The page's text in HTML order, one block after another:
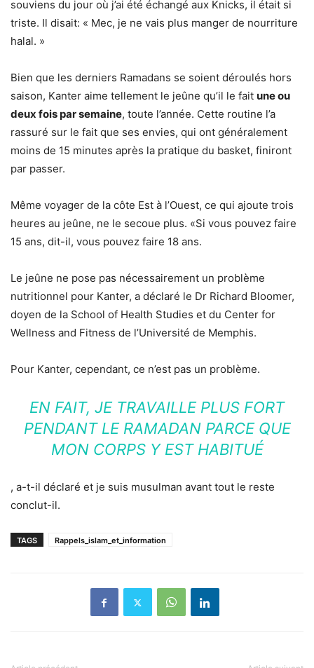
souviens du jour où j’ai été échangé aux Knicks, il était si
triste. Il disait: « Mec, je ne vais plus manger de nourriture
halal. »
Bien que les derniers Ramadans se soient déroulés hors
saison, Kanter aime tellement le jeûne qu’il le fait une ou
deux fois par semaine, toute l’année. Cette routine l’a
rassuré sur le fait que ses envies, qui ont généralement
moins de 15 minutes après la pratique du basket, finiront
par passer.
Même voyager de la côte Est à l’Ouest, ce qui ajoute trois
heures au jeûne, ne le secoue plus. «Si vous pouvez faire
15 ans, dit-il, vous pouvez faire 18 ans.
Le jeûne ne pose pas nécessairement un problème
nutritionnel pour Kanter, a déclaré le Dr Richard Bloomer,
doyen de la School of Health Studies et du Center for
Wellness and Fitness de l’Université de Memphis.
Pour Kanter, cependant, ce n’est pas un problème.
EN FAIT, JE TRAVAILLE PLUS FORT
PENDANT LE RAMADAN PARCE QUE
MON CORPS Y EST HABITUÉ
, a-t-il déclaré et je suis musulman avant tout le reste
conclut-il.
TAGS Rappels_islam_et_information